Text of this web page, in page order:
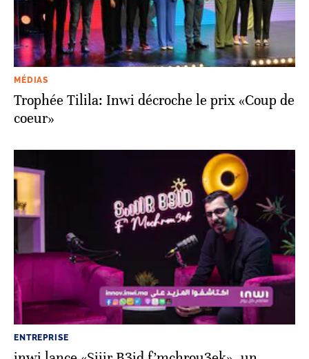
MÉDIAS
Trophée Tilila: Inwi décroche le prix «Coup de
coeur»
ENTREPRISE